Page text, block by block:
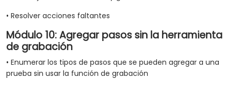
• Resolver acciones faltantes
Módulo 10: Agregar pasos sin la herramienta
de grabación
• Enumerar los tipos de pasos que se pueden agregar a una
prueba sin usar la función de grabación